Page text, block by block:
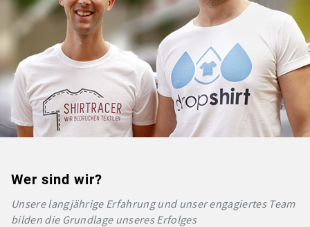
Wer sind wir?
Unsere langjährige Erfahrung und unser engagiertes Team
bilden die Grundlage unseres Erfolges